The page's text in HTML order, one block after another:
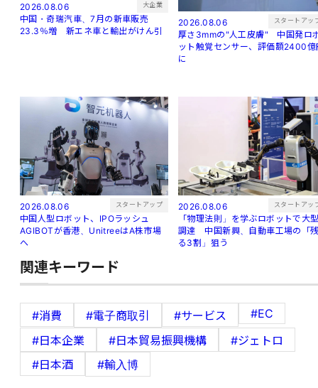
2026.08.06 大企業
中国・奇瑞汽車、7月の新車販売
23.3％増 新エネ車と輸出がけん引
2026.08.06 スタートアッ
厚さ3mmの"人工皮膚" 中国発ロ
ット触覚センサー、評価額2400億
に
2026.08.06 スタートアップ
中国人型ロボット、IPOラッシュ
AGIBOTが香港、UnitreeはA株市場
へ
2026.08.06 スタートアッ
「物理法則」を学ぶロボットで大
調達 中国新興、自動車工場の「
る3割」狙う
関連キーワード
#消費 #電子商取引 #サービス
#EC
#日本企業
#日本貿易振興機構
#ジェトロ
#日本酒
#輸入博